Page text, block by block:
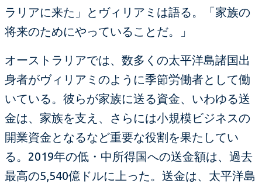
ラリアに来た」とヴィリアミは語る。「家族の
将来のためにやっていることだ。」
オーストラリアでは、数多くの太平洋島諸国出
身者がヴィリアミのように季節労働者として働
いている。彼らが家族に送る資金、いわゆる送
金は、家族を支え、さらには小規模ビジネスの
開業資金となるなど重要な役割を果たしてい
る。2019年の低・中所得国への送金額は、過去
最高の5,540億ドルに上った。送金は、太平洋島